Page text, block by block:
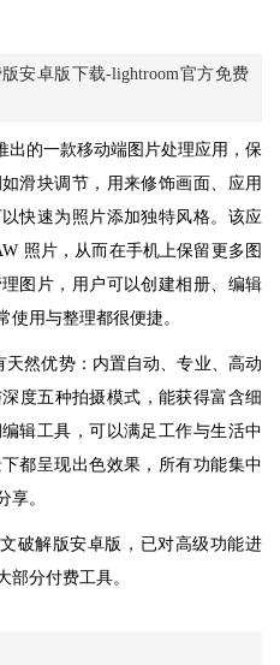
安卓版下载-lightroom官方免费
出的一款移动端图片处理应用，保
滑块调节，用来修饰画面、应用
快速为照片添加独特风格。该应
照片，从而在手机上保留更多图
图片，用户可以创建相册、编辑
使用与整理都很便捷。
天然优势：内置自动、专业、高动
度五种拍摄模式，能获得富含细
辑工具，可以满足工作与生活中
都呈现出色效果，所有功能集中
享。
破解版安卓版，已对高级功能进
部分付费工具。